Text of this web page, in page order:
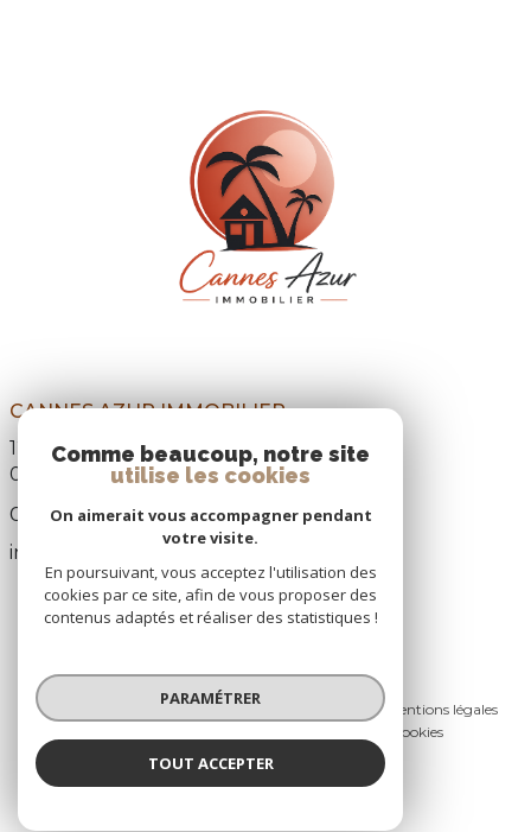
CANNES AZUR IMMOBILIER
12, Boulevard Paul Doumer,
06110
Le Cannet
04 93 69 22 31
info@cannes-azur-immobilier.com
© 2026 | Tous droits réservés
Nos honoraires Nos partenaires
Mentions légales
Cookies
Comme beaucoup, notre site
utilise les cookies
On aimerait vous accompagner pendant
votre visite.
En poursuivant, vous acceptez l'utilisation des
cookies par ce site, afin de vous proposer des
contenus adaptés et réaliser des statistiques !
PARAMÉTRER
TOUT ACCEPTER